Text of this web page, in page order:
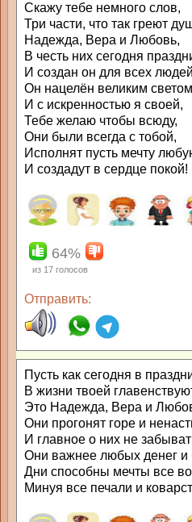
Скажу тебе немного слов,
Три части, что так греют
Надежда, Вера и Любовь,
В честь них сегодня
И создан он для всех
Он нацелён великим
И с искренностью я своей,
Тебе желаю чтобы всюду,
Они были всегда с тобой,
Исполнят пусть мечту
И создадут в сердце покой!
64%
из 17 голосов
Отправить:
Пусть как сегодня в
В жизни твоей
Это Надежда, Вера и
Они прогонят горе и
И главное о них не
Они важнее любых денег и
Дни способны мечты все
Минуя все печали и